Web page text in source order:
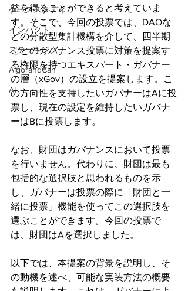
ケーススタディ
インパクト
ステーキング
AlgorandCan
AI
益を得ることができると考えていま
す。そこで、今回の投票では、DAOな
どの分散型集計機構を介して、四半期
ごとのガバナンス投票に対策を提案す
る権限を持つエキスパート・ガバナー
の層（xGov）の設立を提案します。こ
の方向性を支持したいガバナーはAに投
票し、現在の設定を維持したいガバナ
ーはBに投票します。
なお、財団はガバナンスにおいて投票
を行いません。代わりに、財団は最も
包括的な選択肢と思われるものを示
し、ガバナーは投票の際に「財団と一
緒に投票」機能を使ってこの選択肢を
選ぶことができます。今回の投票で
は、財団はAを選択しました。
以下では、本提案の背景を説明し、そ
の動機を述べ、可能な実装方法の概要